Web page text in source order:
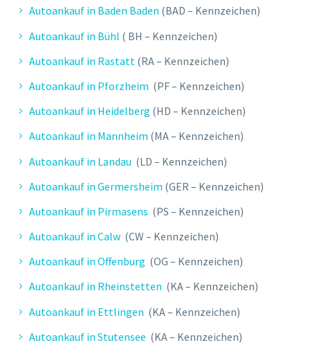
M. JENS
Abwicklung erfolgte schnell und
professionell. Der Mitarbeiter war sehr
freundlich. Kann ich nur weiterempfehlen!
Autoankauf in Baden Baden (BAD – Kennzeichen)
Autoankauf in Bühl ( BH – Kennzeichen)
Autoankauf in Rastatt (RA – Kennzeichen)
Autoankauf in Pforzheim (PF – Kennzeichen)
Autoankauf in Heidelberg (HD – Kennzeichen)
Autoankauf in Mannheim (MA – Kennzeichen)
Autoankauf in Landau (LD – Kennzeichen)
Autoankauf in Germersheim (GER – Kennzeichen)
Autoankauf in Pirmasens (PS – Kennzeichen)
Autoankauf in Calw (CW – Kennzeichen)
Autoankauf in Offenburg (OG – Kennzeichen)
Autoankauf in Rheinstetten (KA – Kennzeichen)
Autoankauf in Ettlingen (KA – Kennzeichen)
Autoankauf in Stutensee (KA – Kennzeichen)